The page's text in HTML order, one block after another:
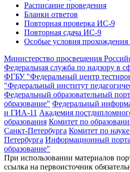
Расписание проведения
Бланки ответов
Повторная проверка ИС-9
Повторная сдача ИС-9
Особые условия
Министерство просвещения
Федеральная служба по надзору в
ФГБУ "Федеральный центр
"Федеральный институт
Федеральный образовательный
образование" Федеральный
и ГИА-11 Академия
образования Комитет по
Санкт-Петербурга Комитет по
Петербурга Информационный
образование"
При использовании материалов
ссылка на первоисточник